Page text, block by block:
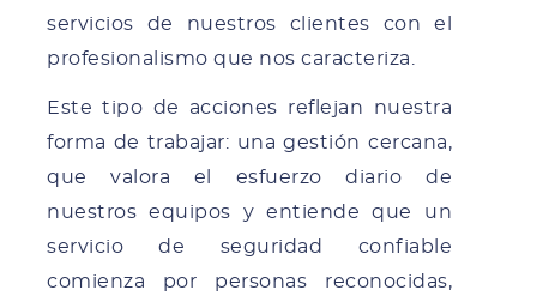
servicios de nuestros clientes con el
profesionalismo que nos caracteriza.
Este tipo de acciones reflejan nuestra
forma de trabajar: una gestión cercana,
que valora el esfuerzo diario de
nuestros equipos y entiende que un
servicio de seguridad confiable
comienza por personas reconocidas,